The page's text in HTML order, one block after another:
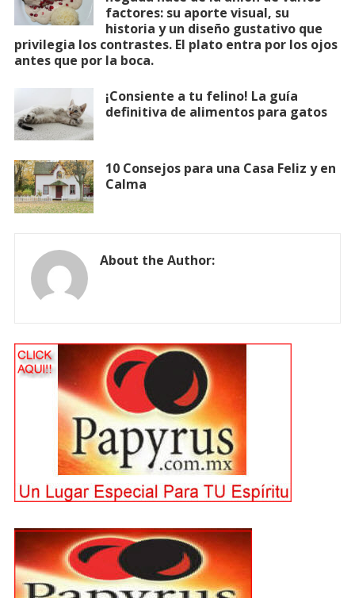
factores: su aporte visual, su
historia y un diseño gustativo que
privilegia los contrastes. El plato entra por los ojos
antes que por la boca.
¡Consiente a tu felino! La guía
definitiva de alimentos para gatos
10 Consejos para una Casa Feliz y en
Calma
About the Author: